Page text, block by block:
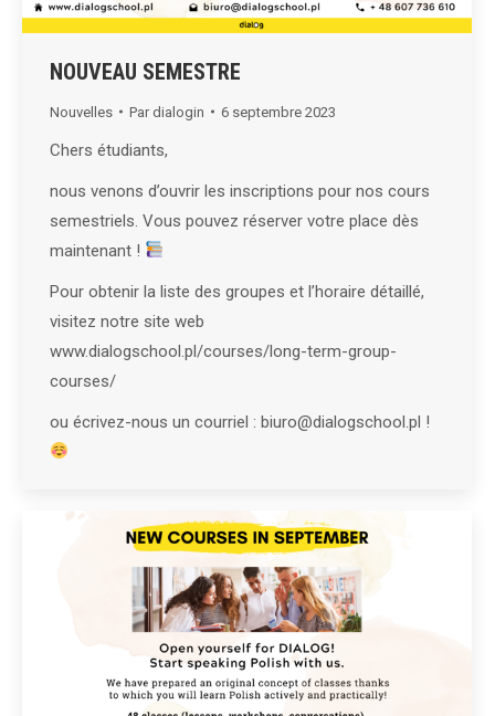
NOUVEAU SEMESTRE
Nouvelles Par dialogin 6 septembre 2023
Chers étudiants,
nous venons d’ouvrir les inscriptions pour nos cours
semestriels. Vous pouvez réserver votre place dès
maintenant !
Pour obtenir la liste des groupes et l’horaire détaillé,
visitez notre site web
www.dialogschool.pl/courses/long-term-group-
courses/
ou écrivez-nous un courriel : biuro@dialogschool.pl !